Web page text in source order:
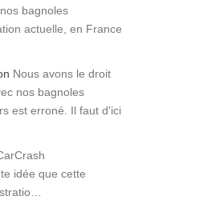
bagnoles
actuelle, en France
Nous avons le droit
nos bagnoles
est erroné. Il faut d'ici
idée que cette